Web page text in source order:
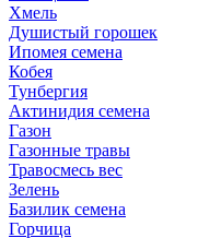
Хмель
Душистый горошек
Ипомея семена
Кобея
Тунбергия
Актинидия семена
Газон
Газонные травы
Травосмесь вес
Зелень
Базилик семена
Горчица